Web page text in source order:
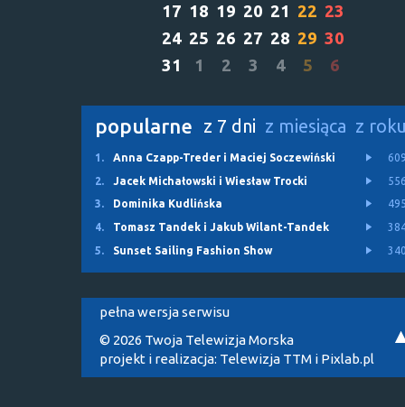
17 18 19 20 21 22 23
24 25 26 27 28 29 30
31
1 2 3 4 5 6
popularne z 7 dni z miesiąca z
1. Anna Czapp-Treder i Maciej Soczewiński
2.
Jacek Michałowski i Wiesław Trocki
3.
Dominika Kudlińska
4.
Tomasz Tandek i Jakub Wilant-Tandek
5.
Sunset Sailing Fashion Show
pełna wersja serwisu
© 2026 Twoja Telewizja Morska
projekt i realizacja: Telewizja TTM i Pixlab.pl